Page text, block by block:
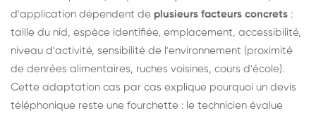
d'application dépendent de plusieurs facteurs concrets :
taille du nid, espèce identifiée, emplacement, accessibilité,
niveau d'activité, sensibilité de l'environnement (proximité
de denrées alimentaires, ruches voisines, cours d'école).
Cette adaptation cas par cas explique pourquoi un devis
téléphonique reste une fourchette : le technicien évalue